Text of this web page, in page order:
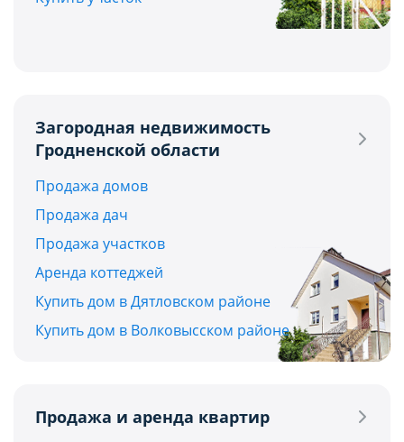
Загородная недвижимость
Гродненской области
Продажа домов
Продажа дач
Продажа участков
Аренда коттеджей
Купить дом в Дятловском районе
Купить дом в Волковысском районе
Продажа и аренда квартир